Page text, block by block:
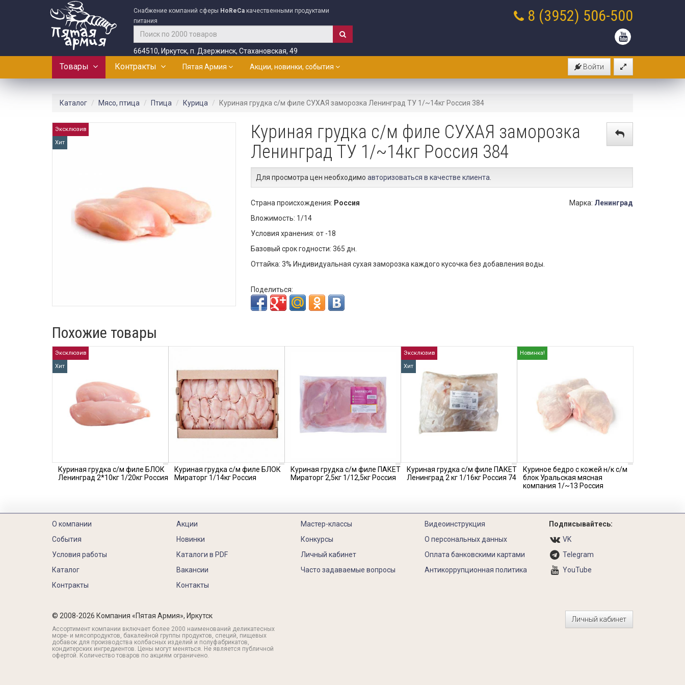
Снабжение компаний сферы HoReCa качественными продуктами
питания
664510, Иркутск, п. Дзержинск, Стахановская, 49
8 (3952) 506-500
Войти
Товары Контракты Пятая Армия Акции, новинки, события
Каталог Мясо, птица Птица Курица Куриная грудка с/м филе СУХАЯ заморозка Ленинград ТУ 1/~14кг Россия 384
Эксклюзив
Хит
Куриная грудка с/м филе СУХАЯ заморозка
Ленинград ТУ 1/~14кг Россия 384
Для просмотра цен необходимо авторизоваться в качестве клиента
Страна происхождения: Россия
Вложимость: 1/14
Условия хранения: от -18
Базовый срок годности: 365 дн.
Марка: Ленинград
Оттайка: 3% Индивидуальная сухая заморозка каждого кусочка без добавления воды.
Поделиться:
Похожие товары
Эксклюзив
Хит
Куриная грудка с/м филе БЛОК
Ленинград 2*10кг 1/20кг Россия
Куриная грудка с/м филе БЛОК
Мираторг 1/14кг Россия
Куриная грудка с/м филе ПАКЕТ
Мираторг 2,5кг 1/12,5кг Россия
Эксклюзив
Хит
Куриная грудка с/м филе ПАКЕТ
Ленинград 2 кг 1/16кг Россия 74
Новинка!
Куриное бедро с кожей н/к с/м
блок Уральская мясная
компания 1/~13 Россия
О компании
События
Условия работы
Каталог
Контракты
Акции
Новинки
Каталоги в PDF
Вакансии
Контакты
Мастер-классы
Конкурсы
Личный кабинет
Часто задаваемые вопросы
Видеоинструкция
О персональных данных
Оплата банковскими картами
Антикоррупционная политика
Подписывайтесь:
VK
Telegram
YouTube
© 2008-2026 Компания «Пятая Армия», Иркутск
Ассортимент компании включает более 2000 наименований деликатесных
море- и мясопродуктов, бакалейной группы продуктов, специй, пищевых
добавок для производства колбасных изделий и полуфабрикатов,
кондитерских ингредиентов. Цены могут меняться. Не является публичной
офертой. Количество товаров по акциям ограничено.
Личный кабинет